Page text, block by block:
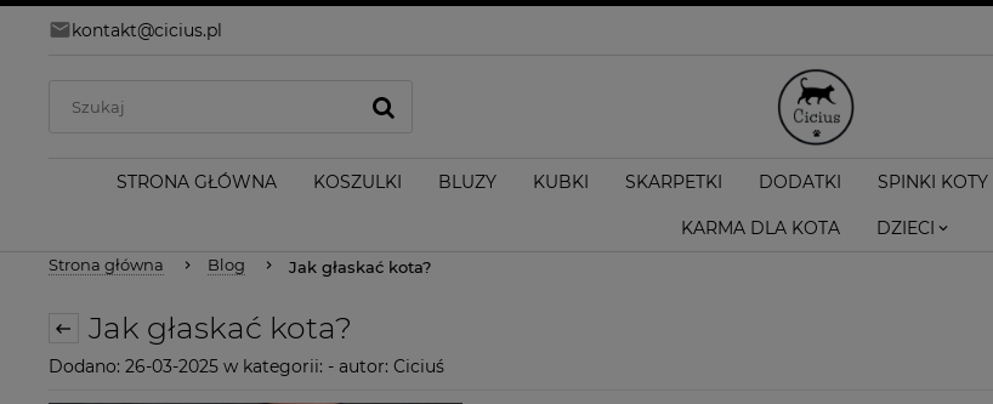
kontakt@cicius.pl
STRONA GŁÓWNA KOSZULKI BLUZY KUBKI SKARPETKI DODATKI SPINKI KOTY
KARMA DLA KOTA DZIECI
Strona główna Blog Jak głaskać kota?
Jak głaskać kota?
Dodano: 26-03-2025 w kategorii: - autor: Ciciuś